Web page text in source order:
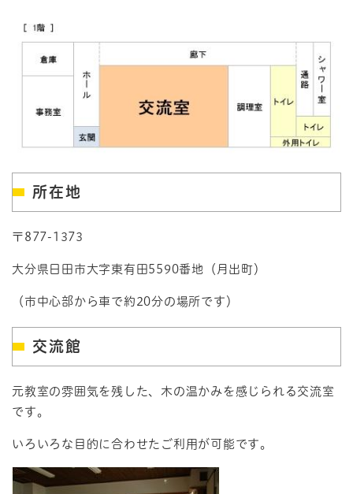
所在地
〒877-1373
大分県日田市大字東有田5590番地（月出町）
（市中心部から車で約20分の場所です）
交流館
元教室の雰囲気を残した、木の温かみを感じられる交流室
です。
いろいろな目的に合わせたご利用が可能です。